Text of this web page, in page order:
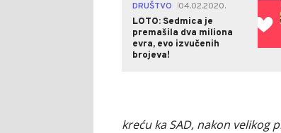
DRUŠTVO
04.02.2020.
LOTO: Sedmica je
premašila dva miliona
evra, evo izvučenih
brojeva!
kreću ka SAD, nakon velikog